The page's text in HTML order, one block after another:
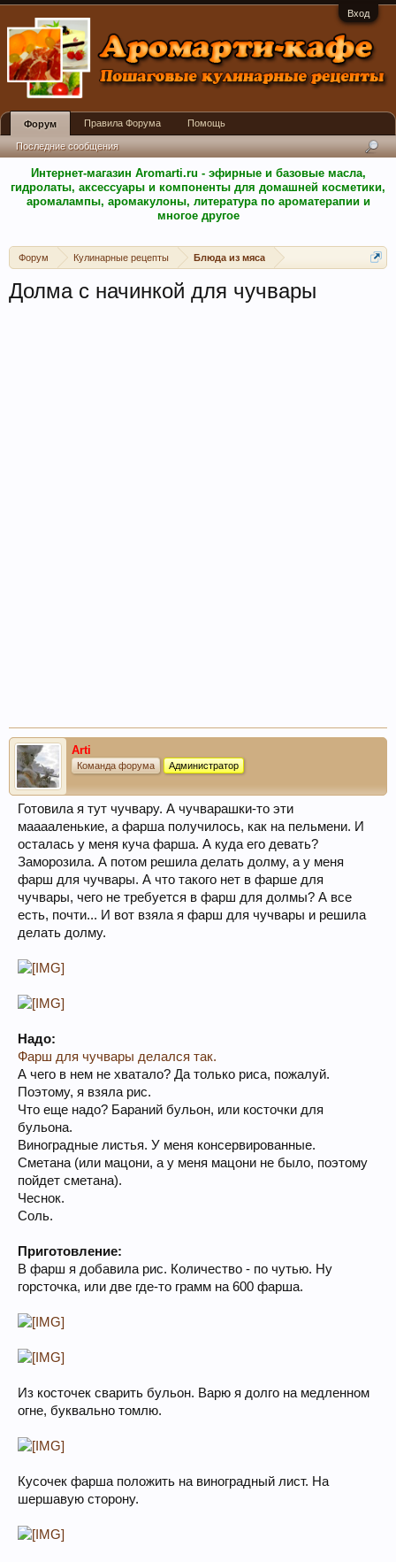
Вход
Интернет-магазин Aromarti.ru - эфирные и базовые масла,
гидролаты, аксессуары и компоненты для домашней косметики,
аромалампы, аромакулоны, литература по ароматерапии и
многое другое
Форум Кулинарные рецепты Блюда из мяса
Долма с начинкой для чучвары
Arti
Команда форума Администратор
Готовила я тут чучвару. А чучварашки-то эти
мааааленькие, а фарша получилось, как на пельмени. И
осталась у меня куча фарша. А куда его девать?
Заморозила. А потом решила делать долму, а у меня
фарш для чучвары. А что такого нет в фарше для
чучвары, чего не требуется в фарш для долмы? А все
есть, почти... И вот взяла я фарш для чучвары и решила
делать долму.
Надо:
Фарш для чучвары делался так.
А чего в нем не хватало? Да только риса, пожалуй.
Поэтому, я взяла рис.
Что еще надо? Бараний бульон, или косточки для
бульона.
Виноградные листья. У меня консервированные.
Сметана (или мацони, а у меня мацони не было, поэтому
пойдет сметана).
Чеснок.
Соль.
Приготовление:
В фарш я добавила рис. Количество - по чутью. Ну
горсточка, или две где-то грамм на 600 фарша.
Из косточек сварить бульон. Варю я долго на медленном
огне, буквально томлю.
Кусочек фарша положить на виноградный лист. На
шершавую сторону.
Форум
Последние сообщения
Правила Форума Помощь